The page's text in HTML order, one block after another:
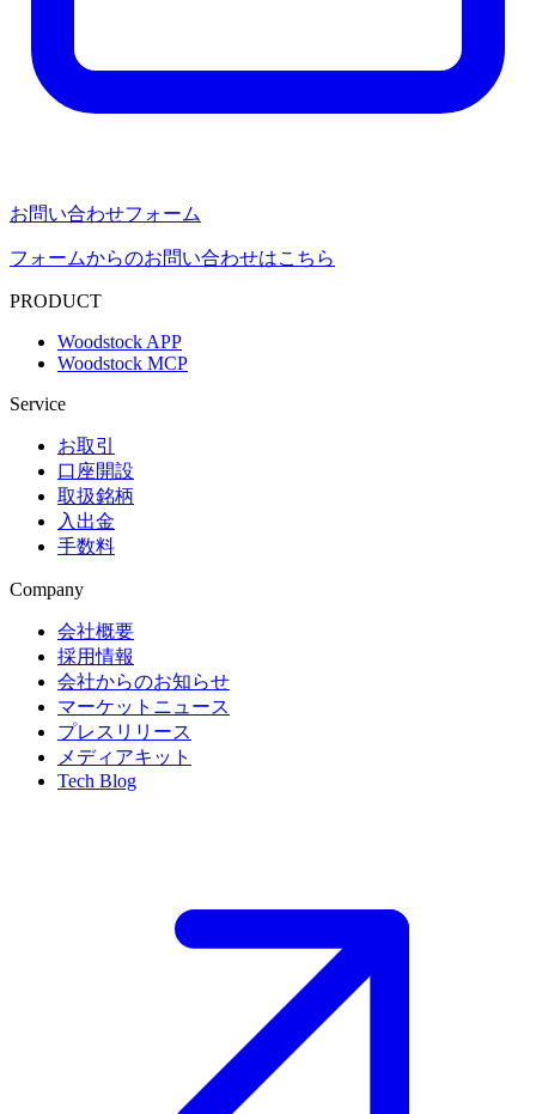
お問い合わせフォーム
フォームからのお問い合わせはこちら
PRODUCT
Woodstock APP
Woodstock MCP
Service
お取引
口座開設
取扱銘柄
入出金
手数料
Company
会社概要
採用情報
会社からのお知らせ
マーケットニュース
プレスリリース
メディアキット
Tech Blog